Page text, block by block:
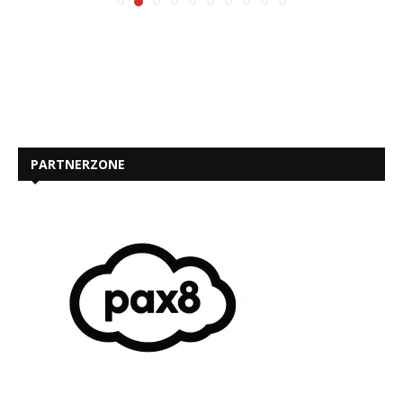
PARTNERZONE